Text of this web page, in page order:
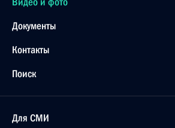
Документы
Контакты
Поиск
Для СМИ